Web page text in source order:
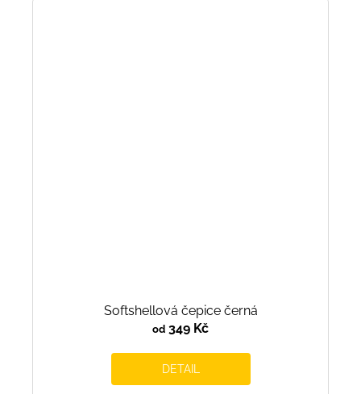
Softshellová čepice černá
od 349 Kč
DETAIL